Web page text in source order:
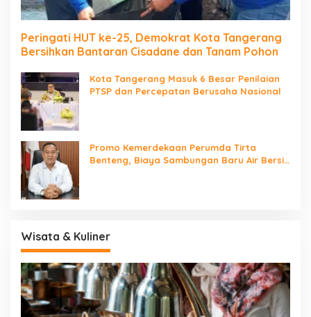
Peringati HUT ke-25, Demokrat Kota Tangerang
Bersihkan Bantaran Cisadane dan Tanam Pohon
Kota Tangerang Masuk 6 Besar Penilaian
PTSP dan Percepatan Berusaha Nasional
Promo Kemerdekaan Perumda Tirta
Benteng, Biaya Sambungan Baru Air Bersih
Wisata & Kuliner